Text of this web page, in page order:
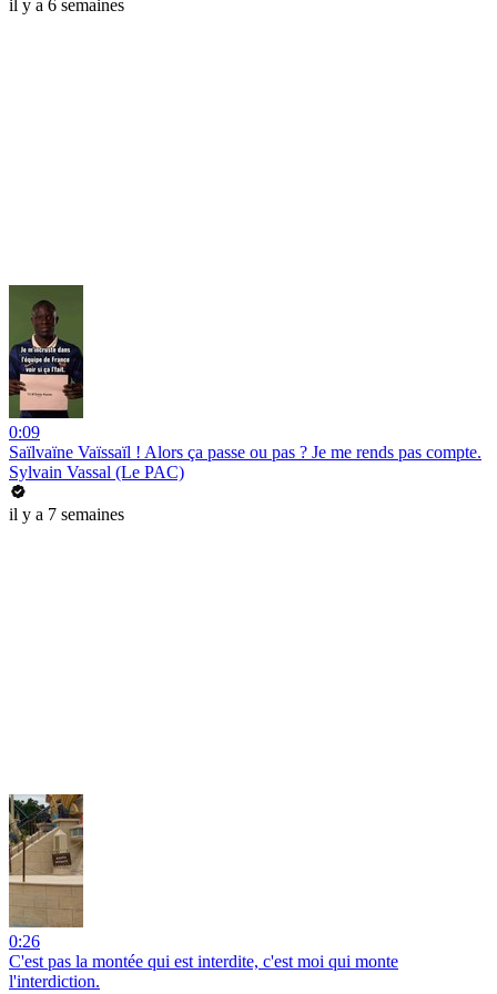
il y a 6 semaines
0:09
Saïlvaïne Vaïssaïl ! Alors ça passe ou pas ? Je me rends pas compte.
Sylvain Vassal (Le PAC)
il y a 7 semaines
0:26
C'est pas la montée qui est interdite, c'est moi qui monte
l'interdiction.